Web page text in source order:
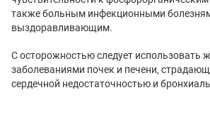
также больным инфекционными
выздоравливающим.
С осторожностью следует использовать
заболеваниями почек и печени,
сердечной недостаточностью и